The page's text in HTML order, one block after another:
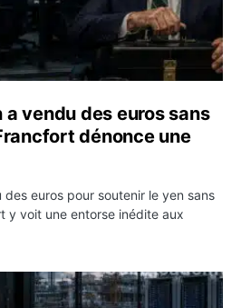
a vendu des euros sans
dénonce une
euros pour soutenir le yen sans
y voit une entorse inédite aux
transfert de 11 milliards de